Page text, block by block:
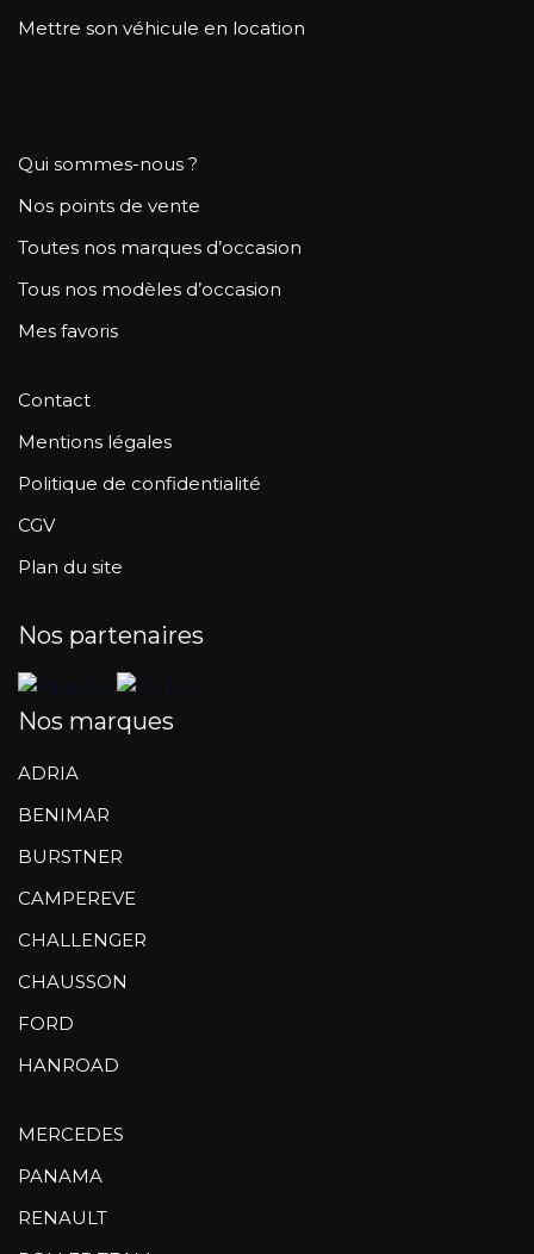
Mettre son véhicule en location
Qui sommes-nous ?
Nos points de vente
Toutes nos marques d’occasion
Tous nos modèles d’occasion
Mes favoris
Contact
Mentions légales
Politique de confidentialité
CGV
Plan du site
Nos partenaires
Nos marques
ADRIA
BENIMAR
BURSTNER
CAMPEREVE
CHALLENGER
CHAUSSON
FORD
HANROAD
MERCEDES
PANAMA
RENAULT